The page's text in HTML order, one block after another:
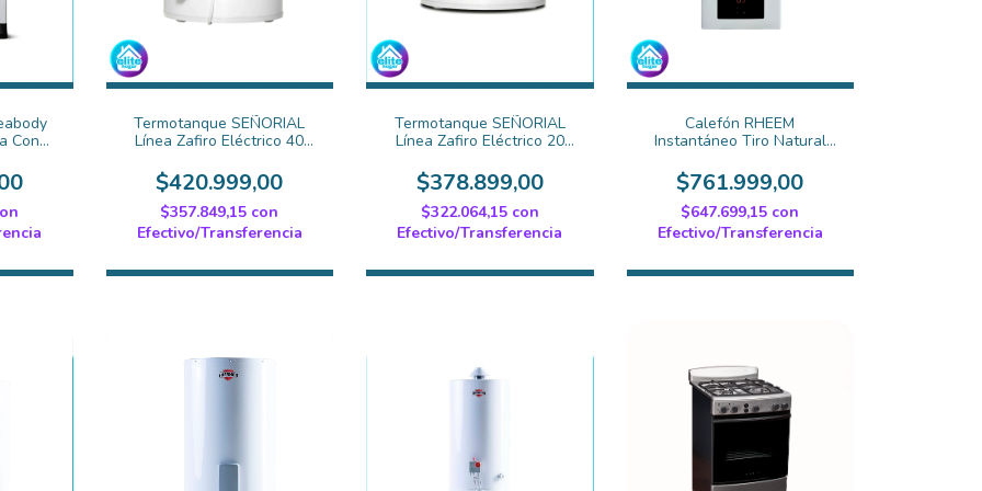
Con
Termotanque SEÑORIAL
Línea Zafiro Eléctrico 40
$420.999,00
$357.849,15 con
Efectivo/Transferencia
Termotanque SEÑORIAL
Línea Zafiro Eléctrico 20
$378.899,00
$322.064,15 con
Efectivo/Transferencia
Calefón RHEEM
Instantáneo Tiro Natural
$761.999,00
$647.699,15 con
Efectivo/Transferencia